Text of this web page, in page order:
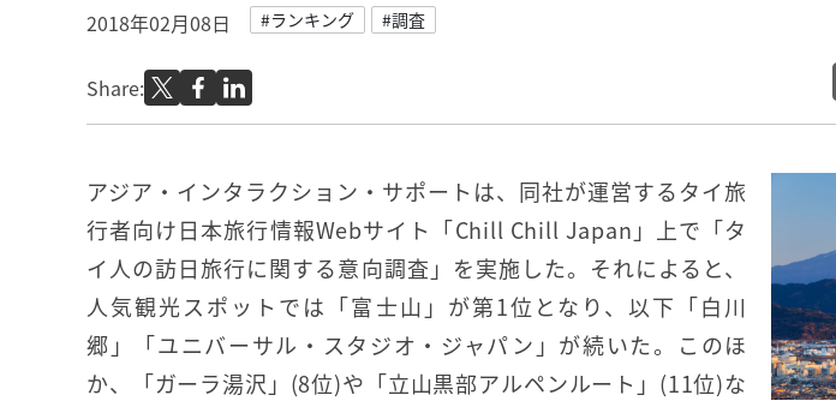
2018年02月08日 #ランキング #調査
Share:
アジア・インタラクション・サポートは、同社が運営するタイ旅
行者向け日本旅行情報Webサイト「Chill Chill Japan」上で「タ
イ人の訪日旅行に関する意向調査」を実施した。それによると、
人気観光スポットでは「富士山」が第1位となり、以下「白川
郷」「ユニバーサル・スタジオ・ジャパン」が続いた。このほ
か、「ガーラ湯沢」(8位)や「立山黒部アルペンルート」(11位)な